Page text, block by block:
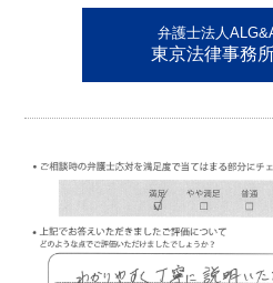
弁護士法人
東京法律事務